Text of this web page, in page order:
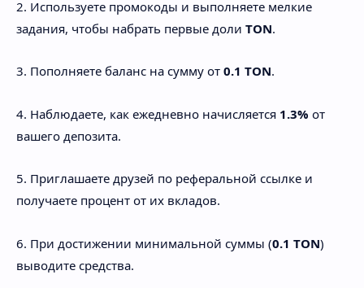
2. Используете промокоды и выполняете мелкие
задания, чтобы набрать первые доли TON.
3. Пополняете баланс на сумму от 0.1 TON.
4. Наблюдаете, как ежедневно начисляется 1.3% от
вашего депозита.
5. Приглашаете друзей по реферальной ссылке и
получаете процент от их вкладов.
6. При достижении минимальной суммы (0.1 TON)
выводите средства.